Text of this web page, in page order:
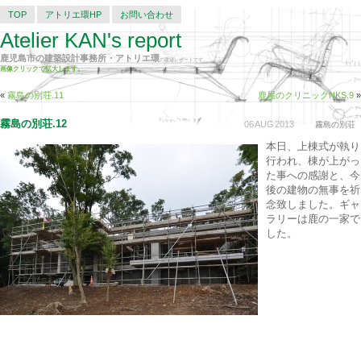
TOP アトリエ環HP お問い合わせ
Atelier KAN's report
鹿児島市の建築設計事務所・アトリエ環の建築レポートです。
画像クリックで拡大します。
« 霧島の別荘.11 鹿屋のクリニックNKS.9 »
06AUG2013 霧島の別荘
霧島の別荘.12
本日、上棟式が執り
行われ、棟が上がっ
た事への感謝と、今
後の建物の無事を祈
念致しました。ギャ
ラリーは鹿の一家で
した。